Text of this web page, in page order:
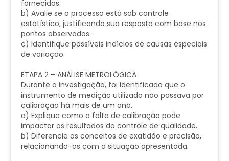
fornecidos.
b) Avalie se o processo está sob controle
estatístico, justificando sua resposta com base nos
pontos observados.
c) Identifique possíveis indícios de causas especiais
de variação.
ETAPA 2 – ANÁLISE METROLÓGICA
Durante a investigação, foi identificado que o
instrumento de medição utilizado não passava por
calibração há mais de um ano.
a) Explique como a falta de calibração pode
impactar os resultados do controle de qualidade.
b) Diferencie os conceitos de exatidão e precisão,
relacionando-os com a situação apresentada.